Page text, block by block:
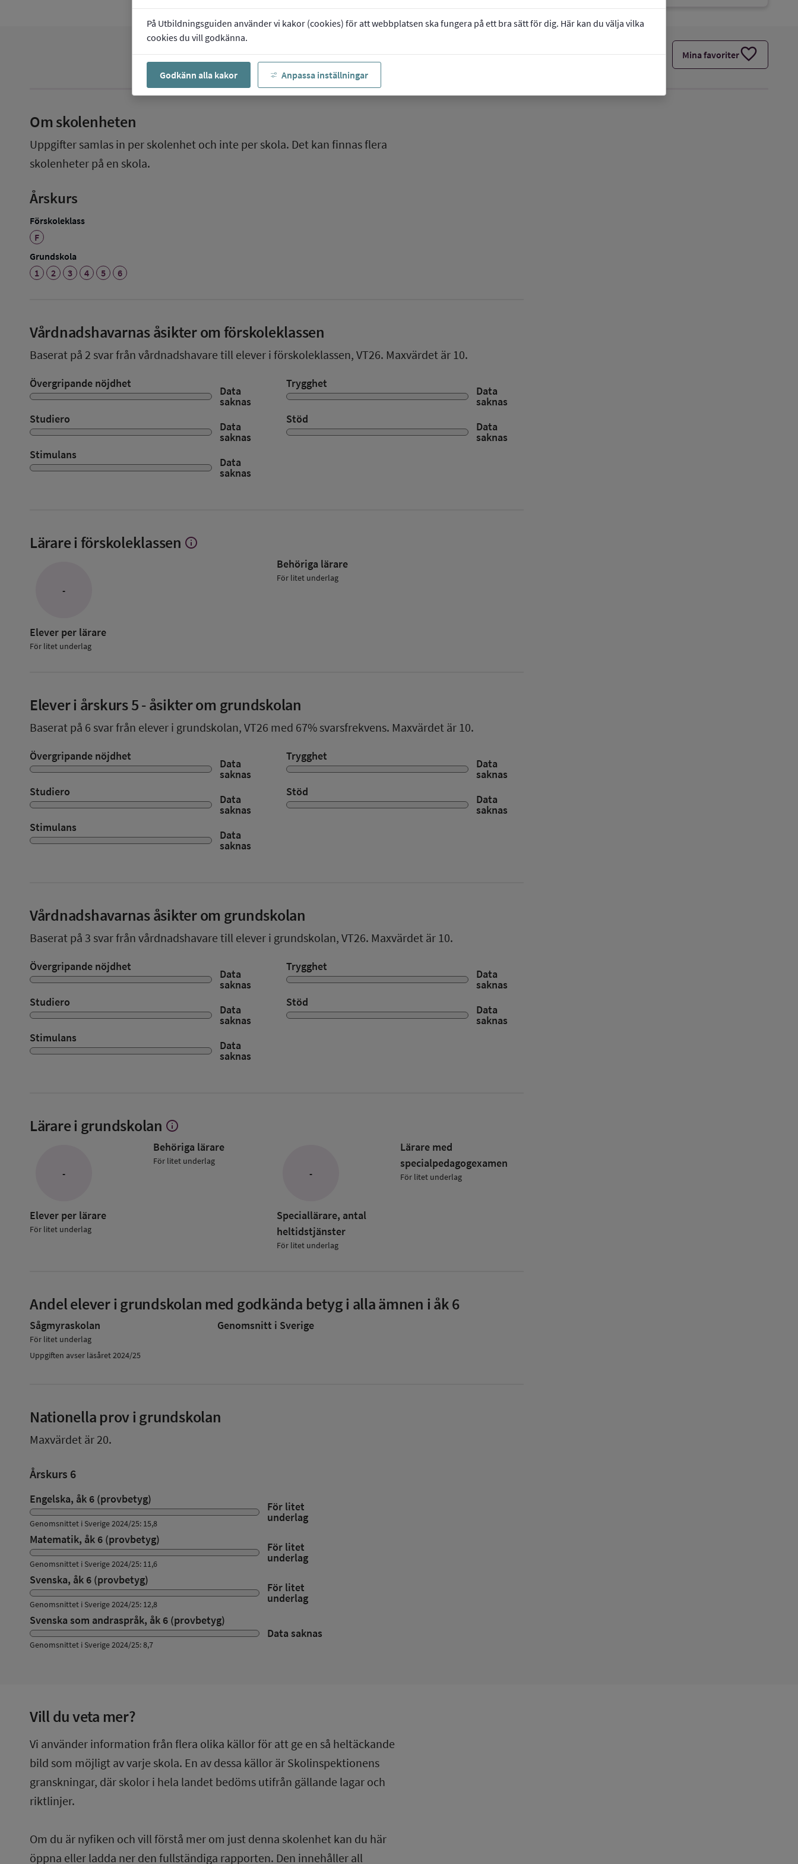
På Utbildningsguiden använder vi kakor (cookies) för att webbplatsen ska fungera på ett bra sätt för dig. Här kan du välja vilka
cookies du vill godkänna.
Godkänn alla kakor Anpassa inställningar
Mina favoriterfavorite
Om skolenheten
Uppgifter samlas in per skolenhet och inte per skola. Det kan finnas flera
skolenheter på en skola.
Årskurs
Förskoleklass
F
Grundskola
1
2 3 4 5 6
Vårdnadshavarnas åsikter om förskoleklassen
Baserat på 2 svar från vårdnadshavare till elever i förskoleklassen, VT26. Maxvärdet är 10.
Övergripande nöjdhet
Data
saknas
Trygghet
Data
saknas
Studiero
Data
saknas
Stöd
Data
saknas
Stimulans
Data
saknas
Lärare i förskoleklassen Visa
info
-
Elever per lärare
För litet underlag
Behöriga lärare
För litet underlag
Elever i årskurs 5- åsikter om grundskolan
Baserat på 6 svar från elever i grundskolan, VT26 med 67% svarsfrekvens. Maxvärdet är 10.
Övergripande nöjdhet
Data
saknas
Trygghet
Data
saknas
Studiero
Data
saknas
Stöd
Data
saknas
Stimulans
Data
saknas
Vårdnadshavarnas åsikter om grundskolan
Baserat på 3 svar från vårdnadshavare till elever i grundskolan, VT26. Maxvärdet är 10.
Övergripande nöjdhet
Data
saknas
Trygghet
Data
saknas
Studiero
Data
saknas
Stöd
Data
saknas
Stimulans
Data
saknas
Lärare i grundskolan Visa
om
Lärare
info
-
Elever per lärare
För litet underlag
Behöriga lärare
För litet underlag
-
Speciallärare, antal
heltidstjänster
För litet underlag
Lärare med
specialpedagog­examen
För litet underlag
Andel elever i grundskolan med godkända betyg i alla ämnen i åk 6
Sågmyraskolan
För litet underlag
Genomsnitt i Sverige
Uppgiften avser läsåret 2024/25
Nationella prov i grundskolan
Maxvärdet är 20.
Årskurs 6
Engelska, åk 6 (provbetyg)
För litet
underlag
Genomsnittet i Sverige 2024/25: 15,8
Matematik, åk 6 (provbetyg)
För litet
underlag
Genomsnittet i Sverige 2024/25: 11,6
Svenska, åk 6 (provbetyg)
För litet
underlag
Genomsnittet i Sverige 2024/25: 12,8
Svenska som andraspråk, åk 6 (provbetyg)
Data saknas
Genomsnittet i Sverige 2024/25: 8,7
Vill du veta mer?
Vi använder information från flera olika källor för att ge en så heltäckande
bild som möjligt av varje skola. En av dessa källor är Skolinspektionens
granskningar, där skolor i hela landet bedöms utifrån gällande lagar och
riktlinjer.
Om du är nyfiken och vill förstå mer om just denna skolenhet kan du här
öppna eller ladda ner den fullständiga rapporten. Den innehåller all